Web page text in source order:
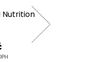
Nutrition